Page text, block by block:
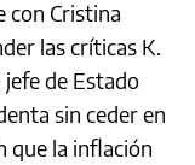
con Cristina
las críticas K.
de Estado
sin ceder en
que la inflación